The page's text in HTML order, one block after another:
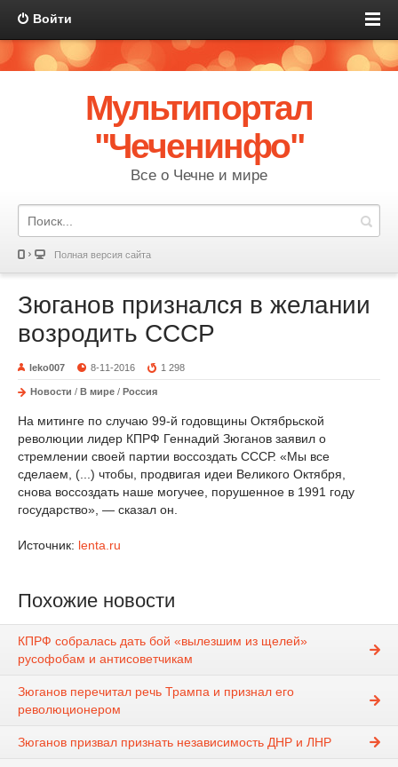
Войти
Мультипортал
"Чеченинфо"
Все о Чечне и мире
Полная версия сайта
Зюганов признался в желании
возродить СССР
leko007 8-11-2016 1 298
Новости / В мире / Россия
На митинге по случаю 99-й годовщины Октябрьской
революции лидер КПРФ Геннадий Зюганов заявил о
стремлении своей партии воссоздать СССР. «Мы все
сделаем, (...) чтобы, продвигая идеи Великого Октября,
снова воссоздать наше могучее, порушенное в 1991 году
государство», — сказал он.
Источник: lenta.ru
Похожие новости
КПРФ собралась дать бой «вылезшим из щелей»
русофобам и антисоветчикам
Зюганов перечитал речь Трампа и признал его
революционером
Зюганов призвал признать независимость ДНР и ЛНР